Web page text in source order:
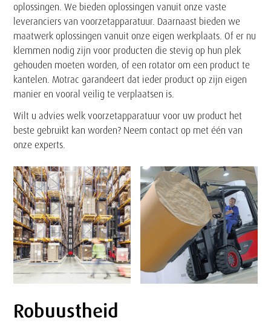
oplossingen. We bieden oplossingen vanuit onze vaste
leveranciers van voorzetapparatuur. Daarnaast bieden we
maatwerk oplossingen vanuit onze eigen werkplaats. Of er nu
klemmen nodig zijn voor producten die stevig op hun plek
gehouden moeten worden, of een rotator om een product te
kantelen. Motrac garandeert dat ieder product op zijn eigen
manier en vooral veilig te verplaatsen is.
Wilt u advies welk voorzetapparatuur voor uw product het
beste gebruikt kan worden? Neem contact op met één van
onze experts.
Robuustheid